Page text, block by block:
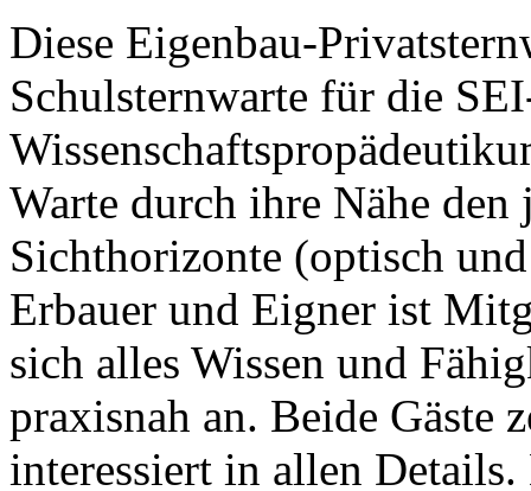
Diese Eigenbau-
Schulsternwarte für die
Warte durch ihre Nähe den
Sichthorizonte (optisch
Erbauer und Eigner ist
sich alles Wissen und
praxisnah an. Beide Gäste
interessiert in allen